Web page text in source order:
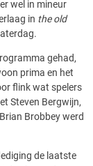
wel in mineur
in the old
gehad,
prima en het
flink wat spelers
Steven Bergwijn,
Brobbey werd
de laatste